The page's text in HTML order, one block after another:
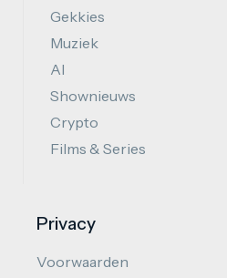
Gekkies
Muziek
AI
Shownieuws
Crypto
Films & Series
Privacy
Voorwaarden